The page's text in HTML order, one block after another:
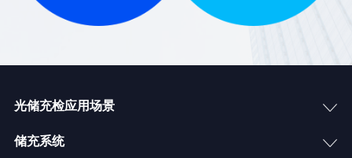
光储充检应用场景
储充系统